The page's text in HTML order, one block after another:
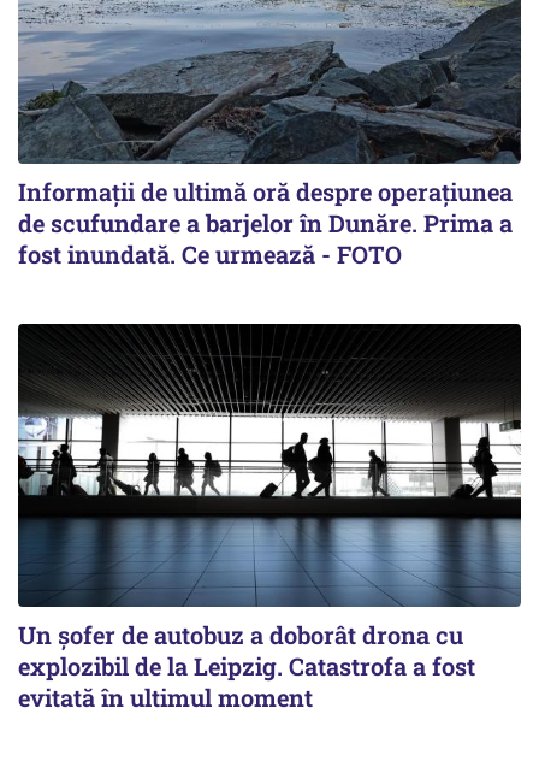
Informații de ultimă oră despre operațiunea
de scufundare a barjelor în Dunăre. Prima a
fost inundată. Ce urmează - FOTO
Un șofer de autobuz a doborât drona cu
explozibil de la Leipzig. Catastrofa a fost
evitată în ultimul moment